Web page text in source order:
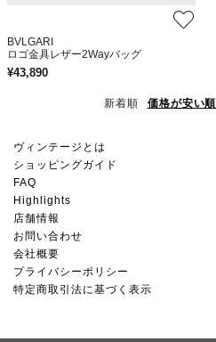
BVLGARI
ロゴ金具レザー2Wayバッグ
¥43,890
新着順 価格が安い順
ヴィンテージとは
ショッピングガイド
FAQ
Highlights
店舗情報
お問い合わせ
会社概要
プライバシーポリシー
特定商取引法に基づく表示